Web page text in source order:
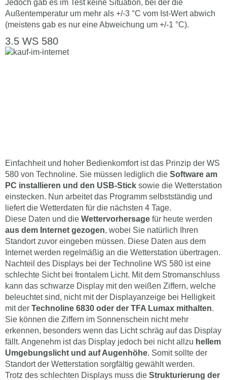
Jedoch gab es im Test keine Situation, bei der die
Außentemperatur um mehr als +/-3 °C vom Ist-Wert abwich
(meistens gab es nur eine Abweichung um +/-1 °C).
WS 580
Einfachheit und hoher Bedienkomfort ist das Prinzip der WS
580 von Technoline. Sie müssen lediglich die Software am
PC installieren und den USB-Stick sowie die Wetterstation
einstecken. Nun arbeitet das Programm selbstständig und
liefert die Wetterdaten für die nächsten 4 Tage.
Diese Daten und die Wettervorhersage für heute werden
aus dem Internet gezogen, wobei Sie natürlich Ihren
Standort zuvor eingeben müssen. Diese Daten aus dem
Internet werden regelmäßig an die Wetterstation übertragen.
Nachteil des Displays bei der Technoline WS 580 ist eine
schlechte Sicht bei frontalem Licht. Mit dem Stromanschluss
kann das schwarze Display mit den weißen Ziffern, welche
beleuchtet sind, nicht mit der Displayanzeige bei Helligkeit
mit der Technoline 6830 oder der TFA Lumax mithalten.
Sie können die Ziffern im Sonnenschein nicht mehr
erkennen, besonders wenn das Licht schräg auf das Display
fällt. Angenehm ist das Display jedoch bei nicht allzu hellem
Umgebungslicht und auf Augenhöhe. Somit sollte der
Standort der Wetterstation sorgfältig gewählt werden.
Trotz des schlechten Displays muss die Strukturierung der